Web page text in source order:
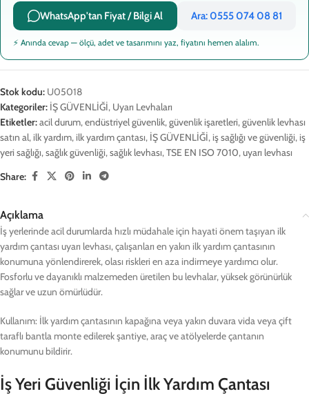
WhatsApp'tan Fiyat / Bilgi Al Ara: 0555 074 08 81
⚡ Anında cevap — ölçü, adet ve tasarımını yaz, fiyatını hemen alalım.
Stok kodu: U05018
Kategoriler: İŞ GÜVENLİĞİ, Uyarı Levhaları
Etiketler:acil durum,endüstriyel güvenlik,güvenlik işaretleri,güvenlik levhası
satın al, ilk yardım, ilk yardım çantası, İŞ GÜVENLİĞİ, iş sağlığı ve güvenliği, iş
yeri sağlığı,sağlık güvenliği,sağlık levhası,TSE EN ISO 7010,uyarı levhası
Share:
Açıklama
İş yerlerinde acil durumlarda hızlı müdahale için hayati önem taşıyan ilk
yardım çantası uyarı levhası, çalışanları en yakın ilk yardım çantasının
konumuna yönlendirerek, olası riskleri en aza indirmeye yardımcı olur.
Fosforlu ve dayanıklı malzemeden üretilen bu levhalar, yüksek görünürlük
sağlar ve uzun ömürlüdür.
Kullanım: İlk yardım çantasının kapağına veya yakın duvara vida veya çift
taraflı bantla monte edilerek şantiye, araç ve atölyelerde çantanın
konumunu bildirir.
İş Yeri Güvenliği İçin İlk Yardım Çantası